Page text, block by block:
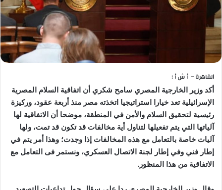
القاهرة – أ ش أ :
أكد وزير الخارجية المصري سامح شكري أن اتفاقية السلام المصرية
الإسرائيلية تعد خيارا استراتيجيا اتخذته مصر منذ أربعة عقود، وركيزة
رئيسية لتحقيق السلام والأمن في المنطقة، موضحا أن الاتفاقية لها
آلياتها التي يتم تفعيلها لتناول أية مخالفات قد تكون قد تمت، ولها
آليات خاصة بالتعامل مع هذه المخالفات إذا وجدت؛ وهذا أمر يتم في
إطار فني وفي إطار لجنة الاتصال العسكري، ونستمر فى التعامل مع
الاتفاقية من هذا المنظور.